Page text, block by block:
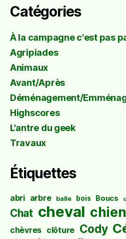
Catégories
À la campagne c'est pas
Agripiades
Animaux
Avant/Après
Déménagement/
Highscores
L'antre du geek
Travaux
Étiquettes
abri arbre balle bois Boucs
Chat cheval chien
chèvres clôture Cody